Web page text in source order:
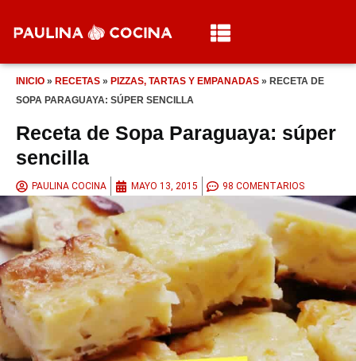
INICIO » RECETAS » PIZZAS, TARTAS Y EMPANADAS » RECETA DE
SOPA PARAGUAYA: SÚPER SENCILLA
Receta de Sopa Paraguaya: súper
sencilla
PAULINA COCINA MAYO 13, 2015 98 COMENTARIOS